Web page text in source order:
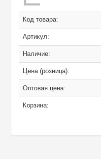
Код товара:
Артикул:
Наличие:
Цена (розница):
Оптовая цена:
Корзина: